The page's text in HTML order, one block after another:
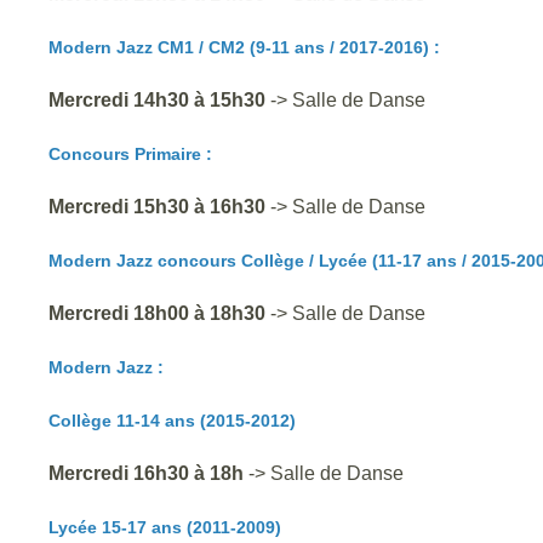
Modern Jazz CM1 / CM2 (9-11 ans / 2017-2016) :
Mercredi 14h30 à 15h30 -> Salle de Danse
Concours Primaire :
Mercredi 15h30 à 16h30 -> Salle de Danse
Modern Jazz concours Collège / Lycée (11-17 ans / 2015-
Mercredi 18h00 à 18h30 -> Salle de Danse
Modern Jazz :
Collège 11-14 ans (2015-2012)
Mercredi 16h30 à 18h -> Salle de Danse
Lycée 15-17 ans (2011-2009)